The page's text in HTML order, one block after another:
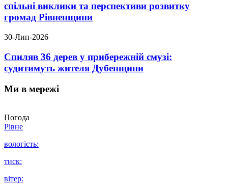
спільні виклики та перспективи розвитку
громад Рівненщини
30-Лип-2026
Спиляв 36 дерев у прибережній смузі:
судитимуть жителя Дубенщини
Ми в мережі
Погода
Рівне
вологість:
тиск:
вітер: